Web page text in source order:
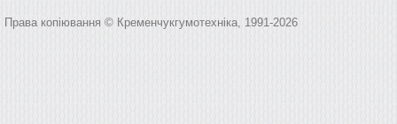
Права копіювання © Кременчукгумотехніка, 1991-2026